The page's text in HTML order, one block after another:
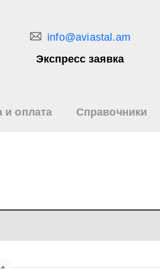
info@aviastal.am
Экспресс заявка
и оплата Справочники